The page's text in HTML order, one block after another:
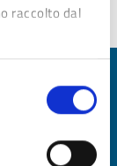
raccolto dal
su questa